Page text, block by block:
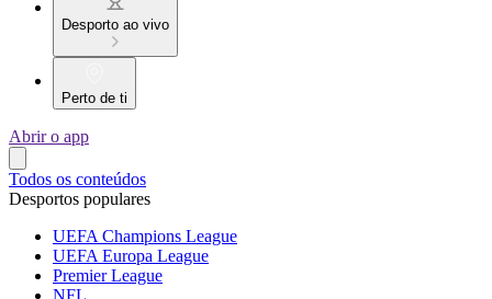
Desporto ao vivo
Perto de ti
Abrir o app
Todos os conteúdos
Desportos populares
UEFA Champions League
UEFA Europa League
Premier League
NFL